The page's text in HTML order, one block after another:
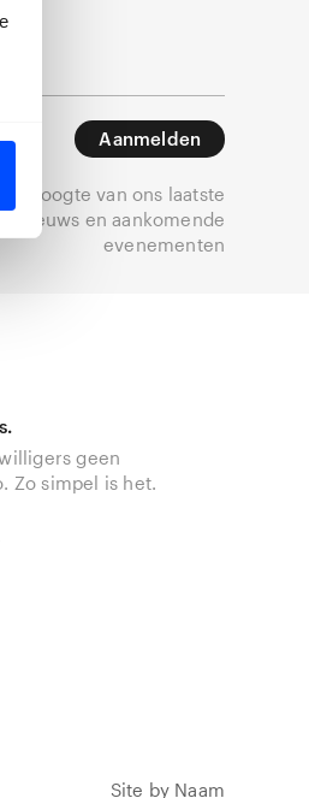
Aanmelden
de hoogte van ons laatste
nieuws en aankomende
evenementen
geen
Zo simpel is het.
Site by Naam